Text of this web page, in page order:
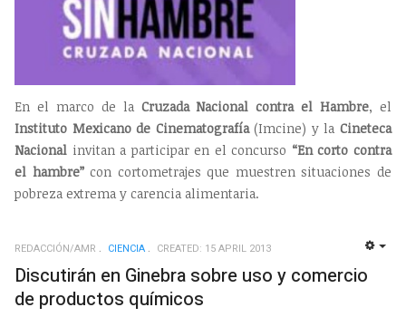
En el marco de la Cruzada Nacional contra el Hambre, el
Instituto Mexicano de Cinematografía(Imcine) y laCineteca
Nacional invitan a participar en el concurso “En corto contra
el hambre”con cortometrajes que muestren situaciones de
pobreza extrema y carencia alimentaria.
REDACCIÓN/AMR CIENCIA CREATED: 15 APRIL 2013
Discutirán en Ginebra sobre uso y comercio
de productos químicos